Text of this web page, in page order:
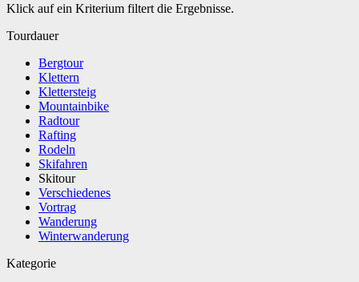
Klick auf ein Kriterium filtert die Ergebnisse.
Tourdauer
Bergtour
Klettern
Klettersteig
Mountainbike
Radtour
Rafting
Rodeln
Skifahren
Skitour
Verschiedenes
Vortrag
Wanderung
Winterwanderung
Kategorie